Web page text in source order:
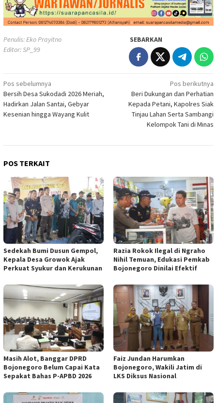
Penulis: Eko Prayitno
Editor: SP_99
SEBARKAN
Navigasi
pos
Pos sebelumnya
Bersih Desa Sukodadi 2026 Meriah,
Hadirkan Jalan Santai, Gebyar
Kesenian hingga Wayang Kulit
Pos berikutnya
Beri Dukungan dan Perhatian
Kepada Petani, Kapolres Siak
Tinjau Lahan Serta Sambangi
Kelompok Tani di Minas
POS TERKAIT
Sedekah Bumi Dusun Gempol,
Kepala Desa Growok Ajak
Perkuat Syukur dan Kerukunan
Razia Rokok Ilegal di Ngraho
Nihil Temuan, Edukasi Pemkab
Bojonegoro Dinilai Efektif
Masih Alot, Banggar DPRD
Bojonegoro Belum Capai Kata
Sepakat Bahas P-APBD 2026
Faiz Jundan Harumkan
Bojonegoro, Wakili Jatim di
LKS Diksus Nasional